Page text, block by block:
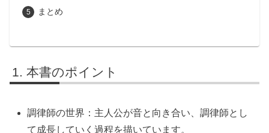
まとめ
本書のポイント
調律師の世界：主人公が音と向き合い、調律師とし
て成長していく過程を描いています。